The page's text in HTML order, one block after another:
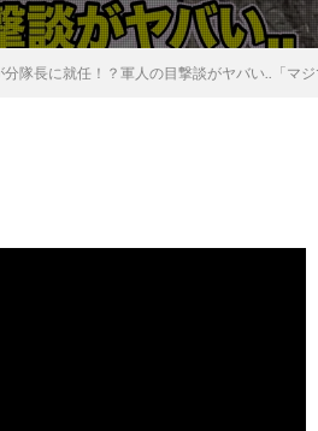
分隊長に就任！？軍人の目撃談がヤバい..「マ